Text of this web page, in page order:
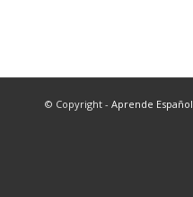
© Copyright - Aprende Español